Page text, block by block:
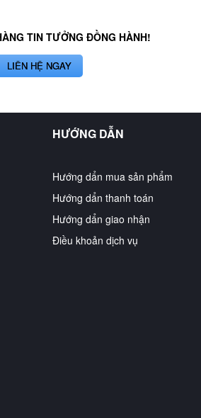
TIN TƯỞNG ĐỒNG HÀNH!
LIÊN HỆ NGAY
HƯỚNG DẪN
Hướng dẩn mua sản phẩm
Hướng dẩn thanh toán
Hướng dẩn giao nhận
Điều khoản dịch vụ